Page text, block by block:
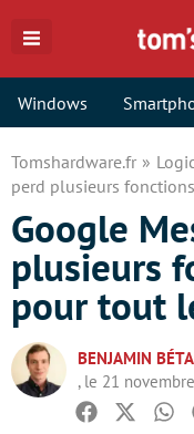
Windows
Tomshardware.fr
perd plusieurs
Google
plusieurs
pour tout
BENJAMIN
, le 21
Facebook
Twitter